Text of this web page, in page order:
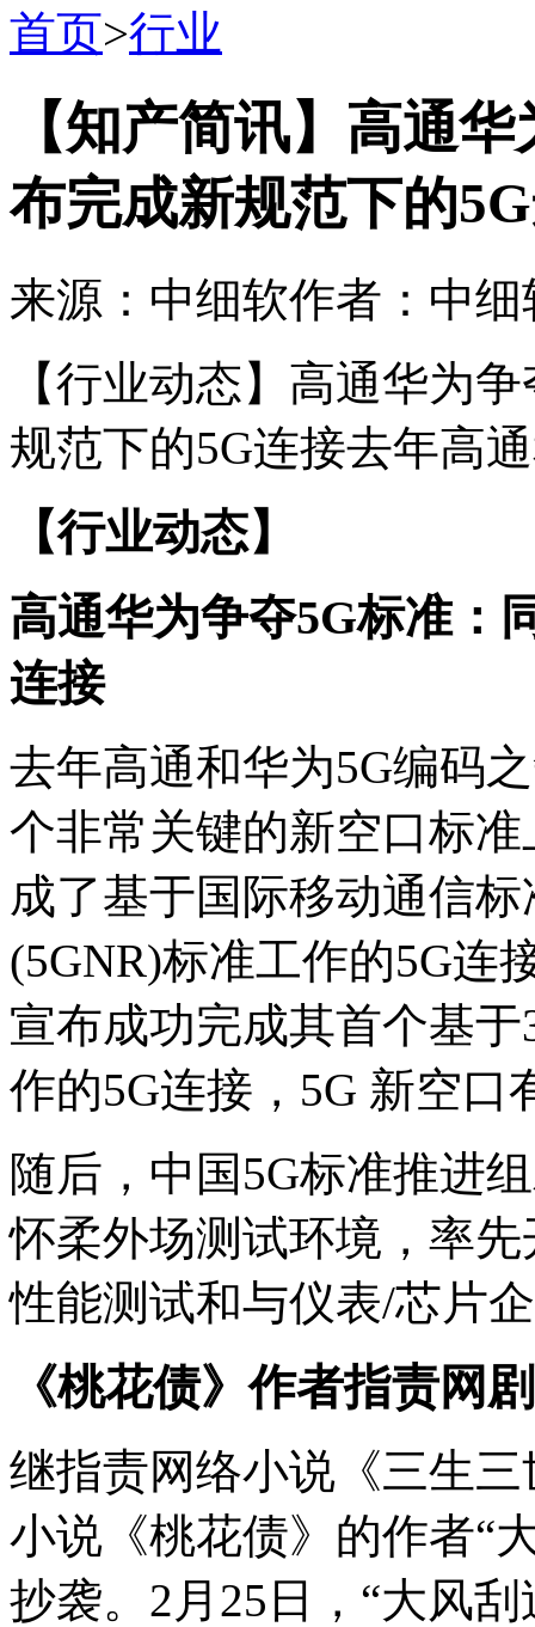
首页>行业
【知产简讯】高通
布完成新规范下的
来源：中细软作者：中细
【行业动态】高通华为
规范下的5G连接去年高
【行业动态】
高通华为争夺5G标准：
连接
去年高通和华为5G编码
个非常关键的新空口标
成了基于国际移动通信
(5GNR)标准工作的5G连
宣布成功完成其首个基于
作的5G连接，5G 新空口
随后，中国5G标准推进
怀柔外场测试环境，率
性能测试和与仪表/芯片
《桃花债》作者指责网
继指责网络小说《三生
小说《桃花债》的作者“
抄袭。2月25日，“大风